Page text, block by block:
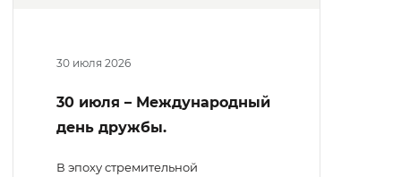
30 июля 2026
30 июля – Международный
день дружбы.
В эпоху стремительной